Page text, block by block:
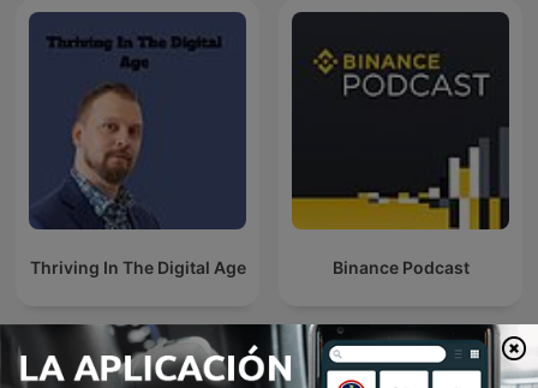
Thriving In The Digital Age Binance Podcast